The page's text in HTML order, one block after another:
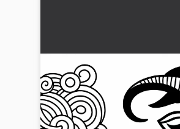
Fargeleggingsbilde av en
japansk stjernetegn
Få den gratis
kinesiske og japanske